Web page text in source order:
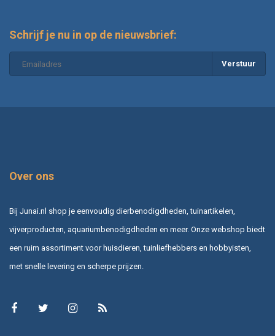
Schrijf je nu in op de nieuwsbrief:
Verstuur
Over ons
Bij Junai.nl shop je eenvoudig dierbenodigdheden, tuinartikelen,
vijverproducten, aquariumbenodigdheden en meer. Onze webshop biedt
een ruim assortiment voor huisdieren, tuinliefhebbers en hobbyisten,
met snelle levering en scherpe prijzen.